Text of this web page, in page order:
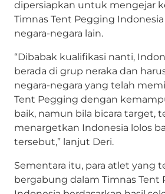
dipersiapkan untuk mengejar
Timnas Tent Pegging
negara-negara lain.
“Dibabak kualifikasi nanti,
berada di grup neraka dan
negara-negara yang telah
Tent Pegging dengan
baik, namun bila bicara target,
menargetkan Indonesia lolos
tersebut,” lanjut Deri.
Sementara itu, para atlet yang
bergabung dalam Timnas Tent